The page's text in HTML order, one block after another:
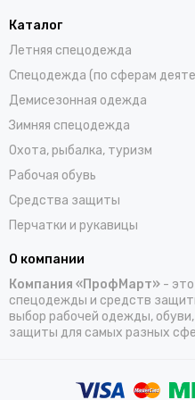
Каталог
Летняя спецодежда
Спецодежда (по сферам
Демисезонная одежда
Зимняя спецодежда
Охота, рыбалка, туризм
Рабочая обувь
Средства защиты
Перчатки и рукавицы
О компании
Компания «ПрофМарт» -
спецодежды и средств
выбор рабочей одежды,
защиты для самых разных